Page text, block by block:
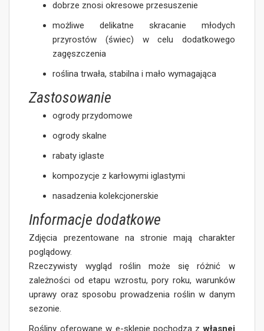
dobrze znosi okresowe przesuszenie
możliwe delikatne skracanie młodych
przyrostów (świec) w celu dodatkowego
zagęszczenia
roślina trwała, stabilna i mało wymagająca
Zastosowanie
ogrody przydomowe
ogrody skalne
rabaty iglaste
kompozycje z karłowymi iglastymi
nasadzenia kolekcjonerskie
Informacje dodatkowe
Zdjęcia prezentowane na stronie mają charakter
poglądowy.
Rzeczywisty wygląd roślin może się różnić w
zależności od etapu wzrostu, pory roku, warunków
uprawy oraz sposobu prowadzenia roślin w danym
sezonie.
Rośliny oferowane w e-sklepie pochodzą zwłasnej